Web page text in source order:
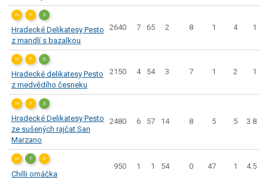
H T S
Hradecké Delikatesy Pesto
z mandlí s bazalkou
2640 7 65 2 8 1 4 1
H T S
Hradecké delikatesy Pesto
z medvědího česneku
2150 4 54 3 7 1 2 1
H T S
Hradecké Delikatesy Pesto
ze sušených rajčat San
Marzano
2480 6 57 14 8 5 5 3.8
H T S
Chilli omáčka
950 1 1 54 0 47 1 4.5